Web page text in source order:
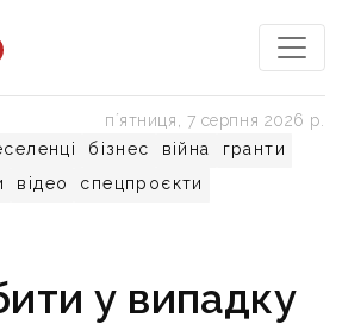
бізнес війна
гранти
відео спецпроєкти
пʼятниця, 7 серпня 2026 р.
у випадку